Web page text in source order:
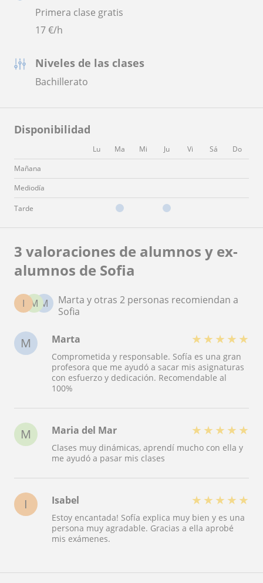
Primera clase gratis
17€/h
Niveles de las clases
Bachillerato
Disponibilidad
Lu Ma Mi Ju Vi Sá
Do
Mañana
Mediodía
Tarde
3 valoraciones de alumnos y ex-
alumnos de Sofia
M
M
I
Marta y otras 2 personas recomiendan a
Sofia
M Marta ★ ★ ★ ★ ★
Comprometida y responsable. Sofía es una gran
profesora que me ayudó a sacar mis asignaturas
con esfuerzo y dedicación. Recomendable al
100%
M Maria del Mar ★ ★ ★ ★ ★
Clases muy dinámicas, aprendí mucho con ella y
me ayudó a pasar mis clases
I Isabel ★ ★ ★ ★ ★
Estoy encantada! Sofía explica muy bien y es una
persona muy agradable. Gracias a ella aprobé
mis exámenes.